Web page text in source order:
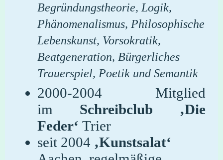
Begründungstheorie, Logik,
Phänomenalismus, Philosophische
Lebenskunst, Vorsokratik,
Beatgeneration, Bürgerliches
Trauerspiel, Poetik und Semantik
2000-2004
Mitglied
im Schreibclub ‚Die
Feder‘ Trier
seit 2004 ‚Kunstsalat‘